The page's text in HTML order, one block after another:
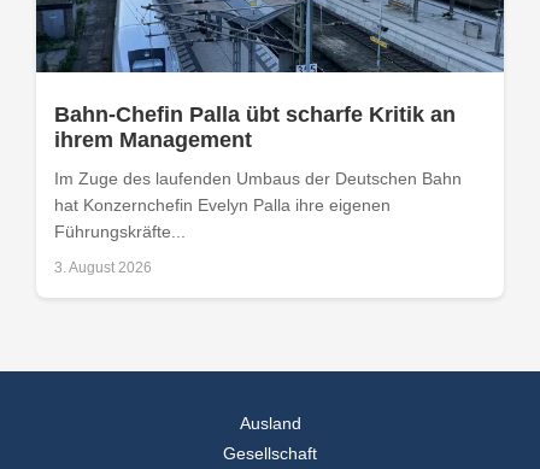
Bahn-Chefin Palla übt scharfe Kritik an
ihrem Management
Im Zuge des laufenden Umbaus der Deutschen Bahn
hat Konzernchefin Evelyn Palla ihre eigenen
Führungskräfte...
3. August 2026
Ausland
Gesellschaft